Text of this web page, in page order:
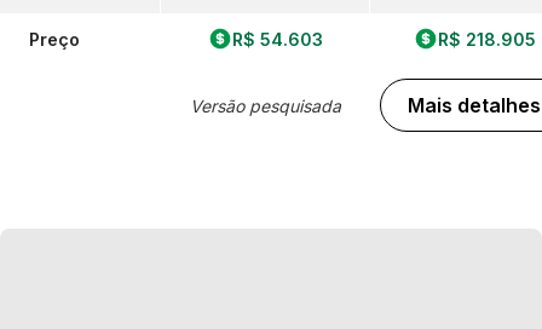
Preço R$ 54.603
Versão pesquisada
R$ 218.905
Mais detalhes